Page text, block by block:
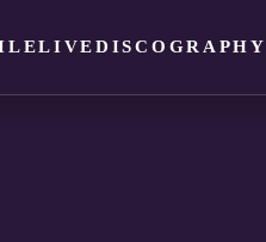
LIVEDISCOGRAPHY